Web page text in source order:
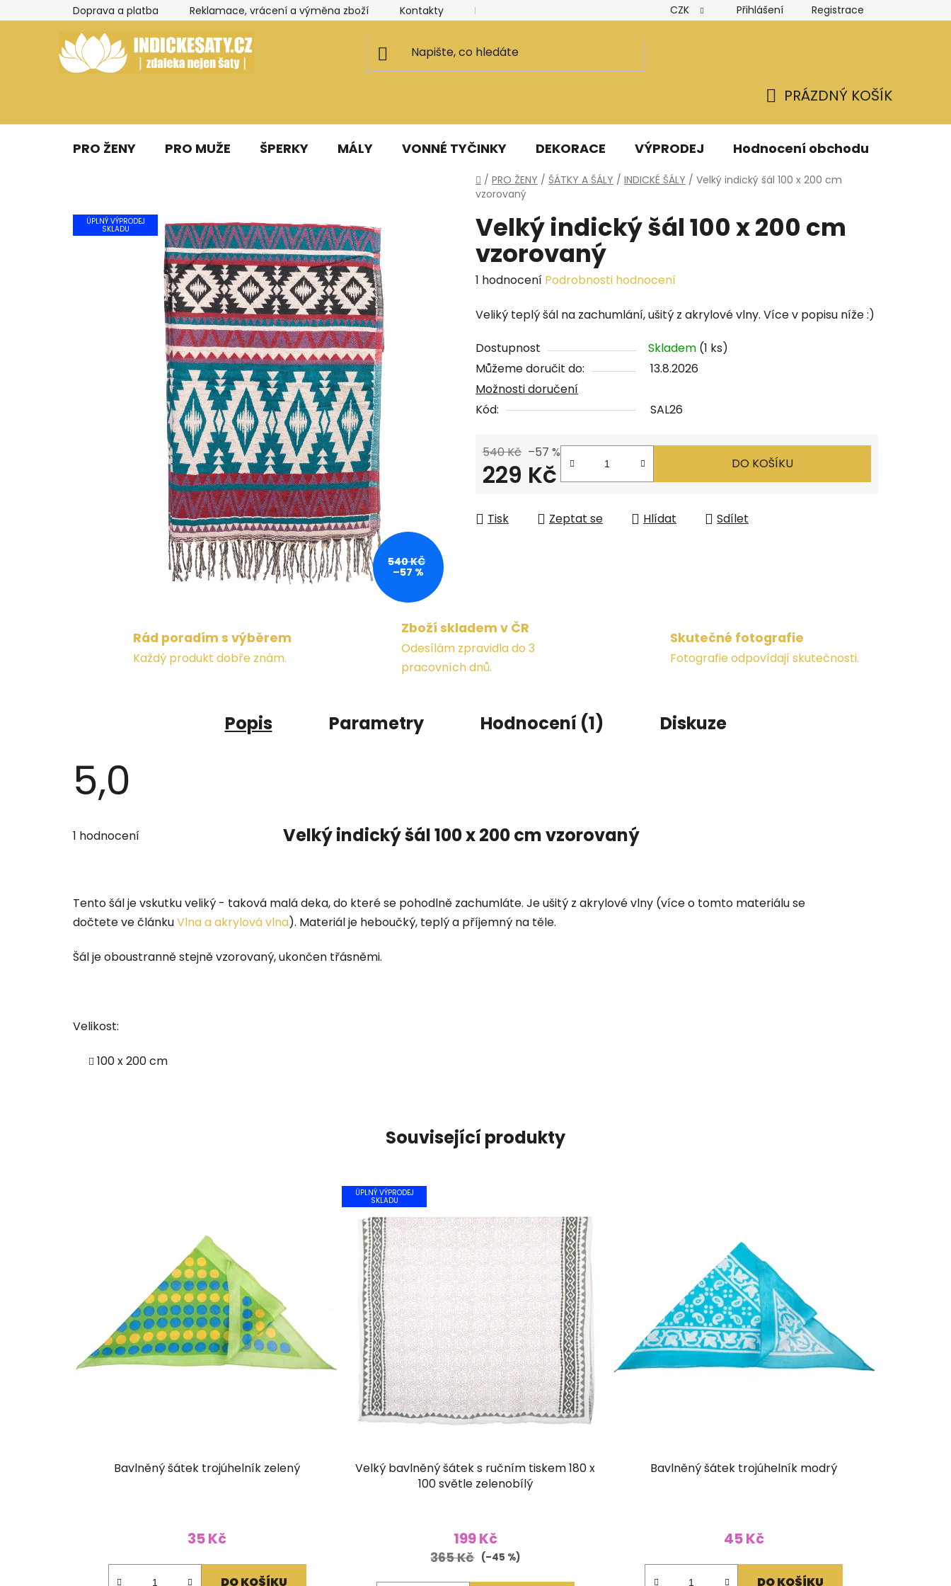
na
Doprava a platba Reklamace, vrácení a výměna zboží Kontakty Kancelář a ateliér Hodnocení obchodu Obchodní podmínky
CZK Přihlášení Registrace
KOŠÍK
PRÁZDNÝ KOŠÍK
PRO ŽENY PRO MUŽE ŠPERKY MÁLY VONNÉ TYČINKY DEKORACE VÝPRODEJ Hodnocení obchodu
Domů
/ PRO ŽENY / ŠÁTKY A ŠÁLY / INDICKÉ ŠÁLY / Velký indický šál 100 x 200 cm
vzorovaný
Velký indický šál 100 x 200 cm
vzorovaný
Průměrné
produktu
5,0
z
5
hvězdiček.
1 hodnocení Podrobnosti hodnocení
Veliký teplý šál na zachumlání, ušitý z akrylové vlny. Více v popisu níže :)
Dostupnost Skladem (1 ks)
Můžeme doručit do:
13.8.2026
Možnosti doručení
Kód:
SAL26
540 Kč –57 %
229 Kč DO KOŠÍKU
Tisk Zeptat se Hlídat Sdílet
ÚPLNÝ VÝPRODEJ
SKLADU
540 KČ
–57 %
Rád poradím s výběrem
Každý produkt dobře znám.
Zboží skladem v ČR
Odesílám zpravidla do 3
pracovních dnů.
Skutečné fotografie
Fotografie odpovídají skutečnosti.
Popis Parametry Hodnocení (1) Diskuze
5,0
produktu
hvězdiček.
1 hodnocení Velký indický šál 100 x 200 cm vzorovaný
Tento šál je vskutku veliký - taková malá deka, do které se pohodlně zachumláte. Je ušitý z akrylové vlny (více o tomto materiálu se
dočtete ve článkuVlna a akrylová vlna). Materiál je heboučký, teplý a příjemný na těle.
Šál je oboustranně stejně vzorovaný, ukončen třásněmi.
Velikost:
100 x 200 cm
Související produkty
Bavlněný šátek trojúhelník zelený
35 Kč
DO KOŠÍKU
ÚPLNÝ VÝPRODEJ
SKLADU
Velký bavlněný šátek s ručním tiskem 180 x
100 světle zelenobílý
199 Kč
365 Kč (–45 %)
Bavlněný šátek trojúhelník modrý
45 Kč
DO KOŠÍKU